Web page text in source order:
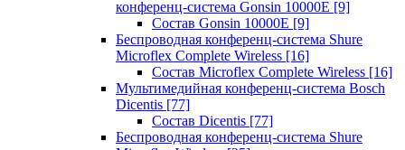
конференц-система Gonsin 10000E [9]
Состав Gonsin 10000E [9]
Беспроводная конференц-система Shure
Microflex Complete Wireless [16]
Состав Microflex Complete Wireless [16]
Мультимедийная конференц-система Bosch
Dicentis [77]
Состав Dicentis [77]
Беспроводная конференц-система Shure